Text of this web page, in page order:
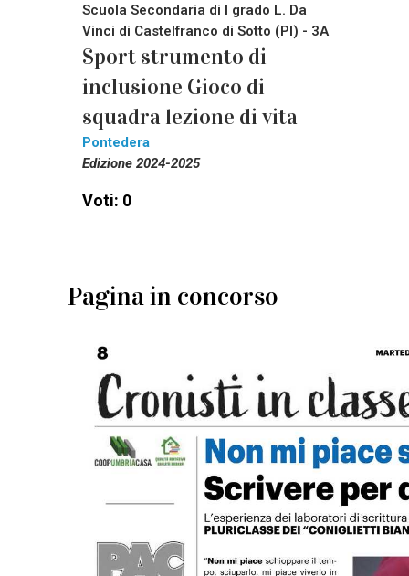
Scuola Secondaria di I grado L. Da
Vinci di Castelfranco di Sotto (PI) - 3A
Sport strumento di
inclusione Gioco di
squadra lezione di vita
Pontedera
Edizione 2024-2025
Voti: 0
Pagina in concorso